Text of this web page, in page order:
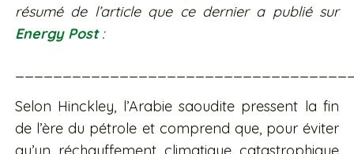
résumé de l’article que ce dernier a publié sur
Energy Post:
Selon Hinckley, l’Arabie saoudite pressent la fin
de l’ère du pétrole et comprend que, pour éviter
qu’un réchauffement climatique catastrophique